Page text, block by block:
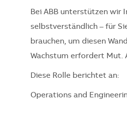
Bei ABB unterstützen wir
selbstverständlich – für
brauchen, um diesen
Wachstum erfordert Mut.
Diese Rolle berichtet an:
Operations and